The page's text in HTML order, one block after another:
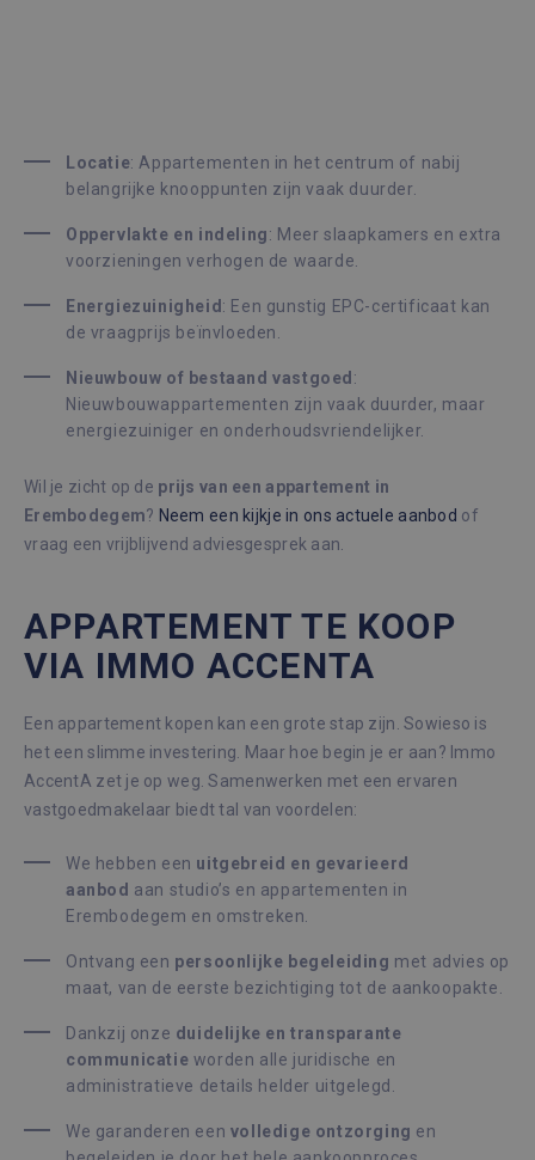
Locatie: Appartementen in het centrum of nabij
belangrijke knooppunten zijn vaak duurder.
Oppervlakte en indeling: Meer slaapkamers en extra
voorzieningen verhogen de waarde.
Energiezuinigheid : Een gunstig EPC-certificaat kan
de vraagprijs beïnvloeden.
Nieuwbouw of bestaand vastgoed :
Nieuwbouwappartementen zijn vaak duurder, maar
energiezuiniger en onderhoudsvriendelijker.
Wil je zicht op de prijs van een appartement in
Erembodegem? Neem een kijkje in ons actuele aanbod of
vraag een vrijblijvend adviesgesprek aan.
APPARTEMENT TE KOOP
VIA IMMO ACCENTA
Een appartement kopen kan een grote stap zijn. Sowieso is
het een slimme investering. Maar hoe begin je er aan? Immo
AccentA zet je op weg. Samenwerken met een ervaren
vastgoedmakelaar biedt tal van voordelen:
We hebben een uitgebreid en gevarieerd
aanbod aan studio’s en appartementen in
Erembodegem en omstreken.
Ontvang een persoonlijke begeleiding met advies op
maat, van de eerste bezichtiging tot de aankoopakte.
Dankzij onze d uidelijke en transparante
communicatie worden alle juridische en
administratieve details helder uitgelegd.
We garanderen een volledige ontzorging en